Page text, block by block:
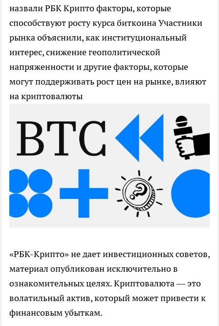
назвали РБК Крипто факторы, которые
способствуют росту курса биткоинаУчастники
рынка объяснили, как институциональный
интерес, снижение геополитической
напряженности и другие факторы, которые
могут поддерживать рост цен на рынке, влияют
на криптовалюты
«РБК-Крипто» не дает инвестиционных советов,
материал опубликован исключительно в
ознакомительных целях. Криптовалюта — это
волатильный актив, который может привести к
финансовым убыткам.